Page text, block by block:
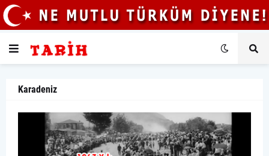
Karadeniz